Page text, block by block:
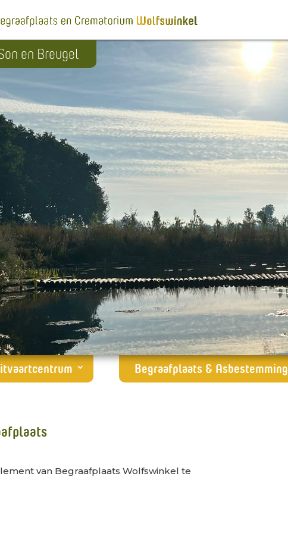
Begraafplaats & Asbestemming
van Begraafplaats Wolfswinkel te